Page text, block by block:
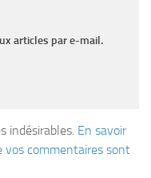
articles par e-mail.
indésirables. En savoir
vos commentaires sont